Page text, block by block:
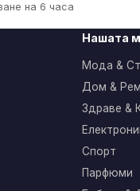
на 6 часа
Нашата
Мода &
Дом &
Здраве &
Спорт
Парфюми